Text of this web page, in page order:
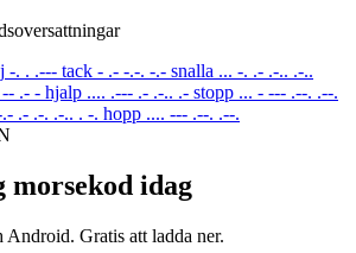
-. . .--- tack - .- -.-. -.- snalla ... -. .- .-.. .-..
-- .- - hjalp .... .--- .- .-.. .- stopp ... - --- .--. .--.
.- .-. .-.. . -. hopp .... --- .--. .--.
idag
Gratis att ladda ner.